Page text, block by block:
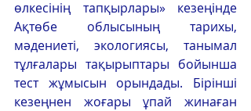
өлкесінің тапқырлары» кезеңінде
Ақтөбе облысының тарихы,
мәдениеті, экологиясы, танымал
тұлғалары тақырыптары бойынша
тест жұмысын орындады. Бірінші
кезеңнен жоғары ұпай жинаған